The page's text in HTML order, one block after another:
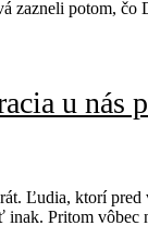
zazneli potom,
u nás
Ľudia, ktorí pred
inak. Pritom